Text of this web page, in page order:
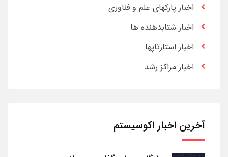
اخبار پارکهای علم و فناوری
اخبار شتابدهنده ها
اخبار استارتاپها
اخبار مراکز رشد
آخرین اخبار اکوسیستم